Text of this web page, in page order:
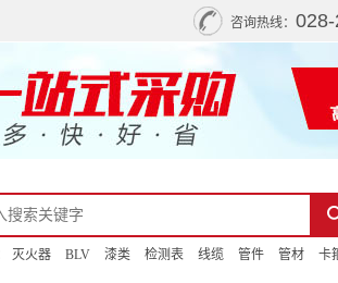
咨询热线：
灭火器 BLV 漆类 检测表 线缆 管件 管材 卡